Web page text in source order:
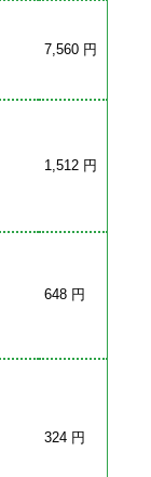
7,560 円
1,512 円
648 円
324 円